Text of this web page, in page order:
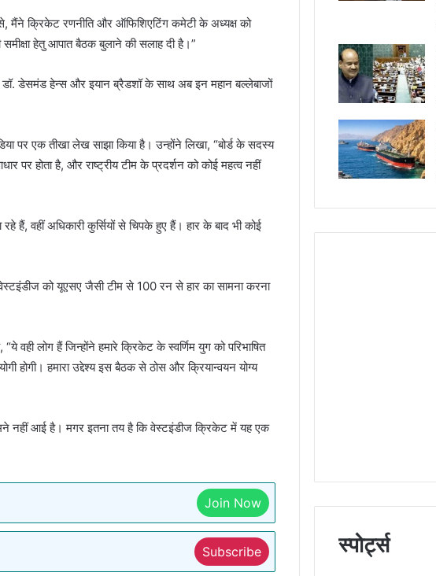
मैंने क्रिकेट रणनीति और ऑफिशिएटिंग कमेटी के अध्यक्ष को
हेतु आपात बैठक बुलाने की सलाह दी है।”
डॉ. डेसमंड हेन्स और इयान ब्रैडशॉ के साथ अब इन महान बल्लेबाजों
पर एक तीखा लेख साझा किया है। उन्होंने लिखा, “बोर्ड के सदस्य
पर होता है, और राष्ट्रीय टीम के प्रदर्शन को कोई महत्व नहीं
वहीं अधिकारी कुर्सियों से चिपके हुए हैं। हार के बाद भी कोई
वेस्टइंडीज को यूएसए जैसी टीम से 100 रन से हार का सामना करना
वही लोग हैं जिन्होंने हमारे क्रिकेट के स्वर्णिम युग को परिभाषित
होगी। हमारा उद्देश्य इस बैठक से ठोस और क्रियान्वयन योग्य
नहीं आई है। मगर इतना तय है कि वेस्टइंडीज क्रिकेट में यह एक
Join Now
Subscribe स्पोर्ट्स